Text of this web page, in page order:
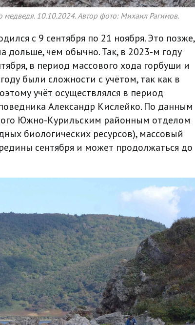
10.10.2024. Автор фото: Михаил Рагимов.
с 9 сентября по 21 ноября. Это позже,
дольше, чем обычно. Так, в 2023-м году
в период массового хода горбуши и
были сложности с учётом, так как в
учёт осуществлялся в период
Александр Кислейко. По данным
Южно-Курильским районным отделом
биологических ресурсов), массовый
сентября и может продолжаться до